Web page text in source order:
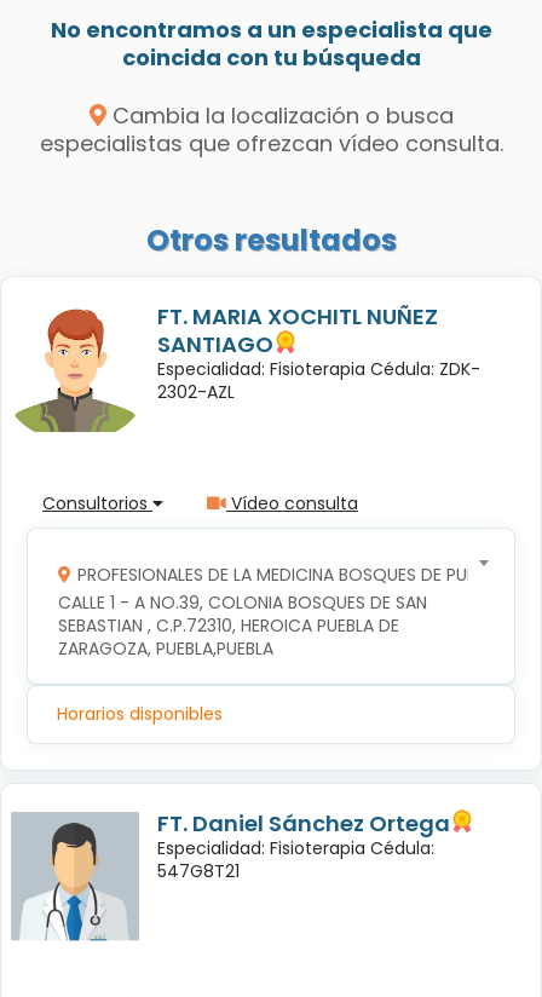
No encontramos a un especialista que
coincida con tu búsqueda
Cambia la localización o busca
especialistas que ofrezcan vídeo consulta.
Otros resultados
FT. MARIA XOCHITL NUÑEZ
SANTIAGO
Especialidad: Fisioterapia Cédula: ZDK-
2302-AZL
Consultorios Vídeo consulta
PROFESIONALES DE LA MEDICINA BOSQUES DE PUEBLA S
CALLE 1 - A NO.39, COLONIA BOSQUES DE SAN
SEBASTIAN , C.P.72310, HEROICA PUEBLA DE
ZARAGOZA, PUEBLA,PUEBLA
Horarios disponibles
FT. Daniel Sánchez Ortega
Especialidad: Fisioterapia Cédula:
547G8T21